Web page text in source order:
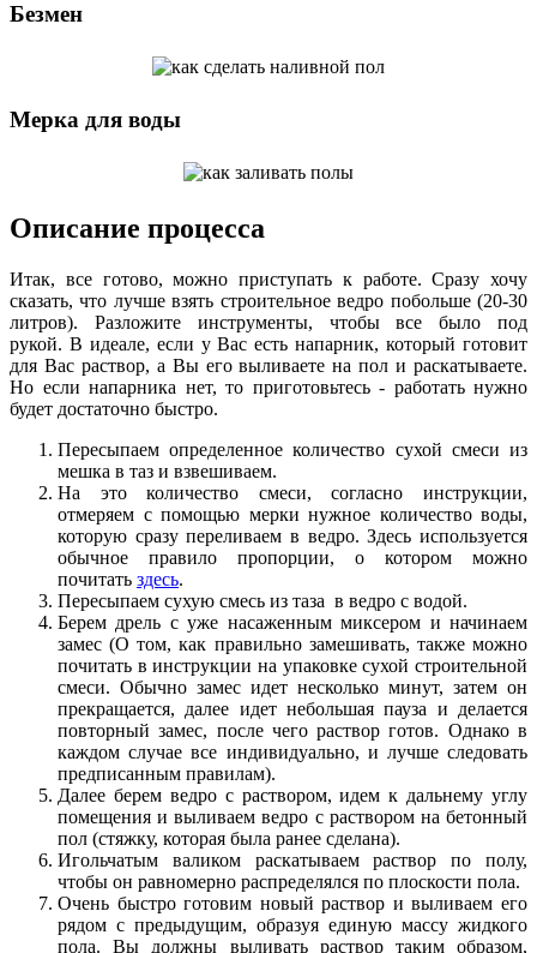
Безмен
Мерка для воды
Описание процесса
Итак, все готово, можно приступать к работе. Сразу хочу
сказать, что лучше взять строительное ведро побольше (20-30
литров). Разложите инструменты, чтобы все было под
рукой. В идеале, если у Вас есть напарник, который готовит
для Вас раствор, а Вы его выливаете на пол и раскатываете.
Но если напарника нет, то приготовьтесь - работать нужно
будет достаточно быстро.
Пересыпаем определенное количество сухой смеси из
мешка в таз и взвешиваем.
На это количество смеси, согласно инструкции,
отмеряем с помощью мерки нужное количество воды,
которую сразу переливаем в ведро. Здесь используется
обычное правило пропорции, о котором можно
почитать здесь.
Пересыпаем сухую смесь из таза в ведро с водой.
Берем дрель с уже насаженным миксером и начинаем
замес (О том, как правильно замешивать, также можно
почитать в инструкции на упаковке сухой строительной
смеси. Обычно замес идет несколько минут, затем он
прекращается, далее идет небольшая пауза и делается
повторный замес, после чего раствор готов. Однако в
каждом случае все индивидуально, и лучше следовать
предписанным правилам).
Далее берем ведро с раствором, идем к дальнему углу
помещения и выливаем ведро с раствором на бетонный
пол (стяжку, которая была ранее сделана).
Игольчатым валиком раскатываем раствор по полу,
чтобы он равномерно распределялся по плоскости пола.
Очень быстро готовим новый раствор и выливаем его
рядом с предыдущим, образуя единую массу жидкого
пола. Вы должны выливать раствор таким образом,